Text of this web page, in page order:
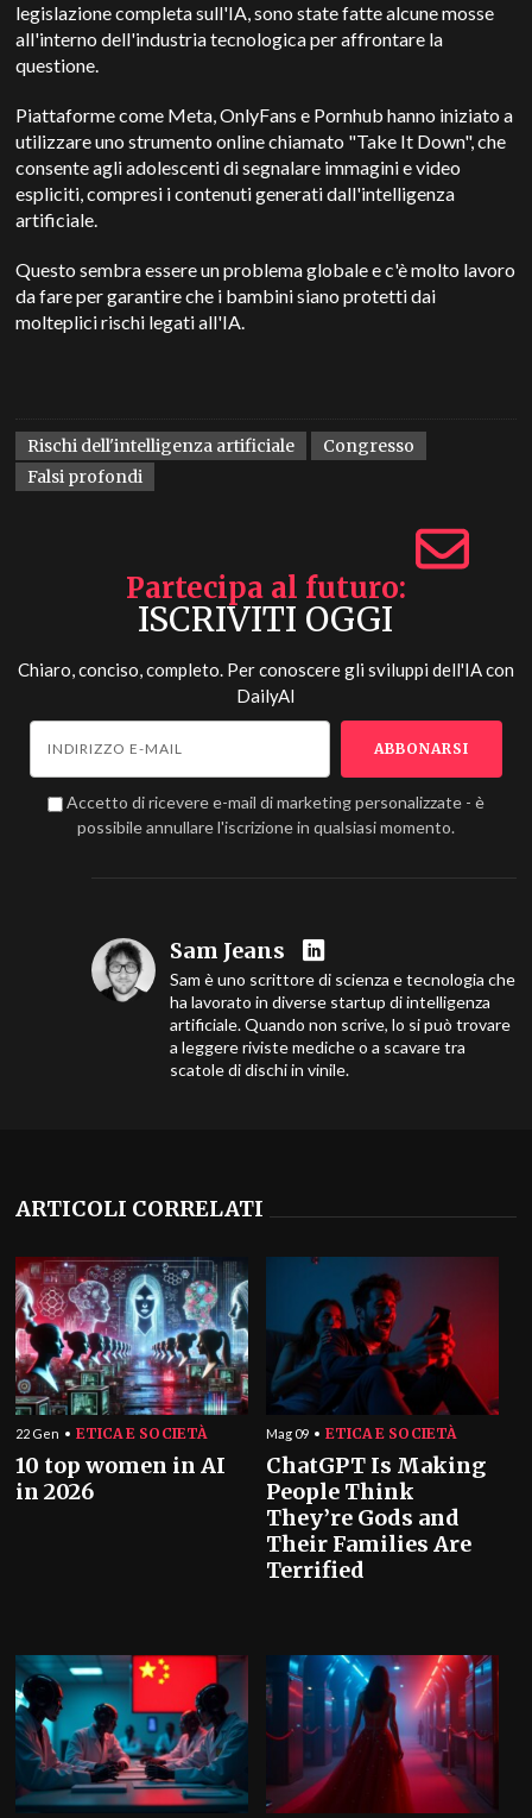
legislazione completa sull'IA, sono state fatte alcune mosse
all'interno dell'industria tecnologica per affrontare la
questione.
Piattaforme come Meta, OnlyFans e Pornhub hanno iniziato a
utilizzare uno strumento online chiamato "Take It Down", che
consente agli adolescenti di segnalare immagini e video
espliciti, compresi i contenuti generati dall'intelligenza
artificiale.
Questo sembra essere un problema globale e c'è molto lavoro
da fare per garantire che i bambini siano protetti dai
molteplici rischi legati all'IA.
Rischi dell'intelligenza artificiale
Congresso
Falsi profondi
Partecipa al futuro
ISCRIVITI OGGI
Chiaro, conciso, completo. Per conoscere gli sviluppi dell'IA con
DailyAI
Accetto di ricevere e-mail di marketing personalizzate - è
possibile annullare l'iscrizione in qualsiasi momento.
Sam Jeans
Sam è uno scrittore di scienza e tecnologia che
ha lavorato in diverse startup di intelligenza
artificiale. Quando non scrive, lo si può trovare
a leggere riviste mediche o a scavare tra
scatole di dischi in vinile.
ARTICOLI CORRELATI
22 Gen ETICA E SOCIETÀ
10 top women in AI
in 2026
Mag 09 ETICA E SOCIETÀ
ChatGPT Is Making
People Think
They’re Gods and
Their Families Are
Terrified